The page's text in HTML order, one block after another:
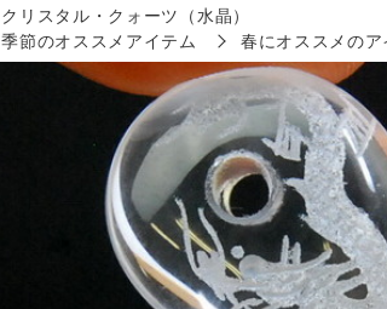
クリスタル・クォーツ（水晶）
季節のオススメアイテム 春にオススメの